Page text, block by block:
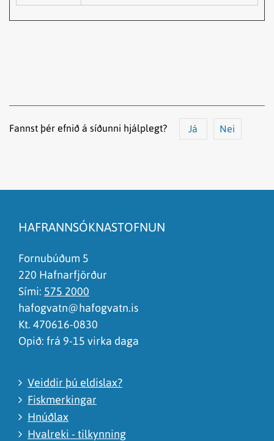
Fannst þér efnið á síðunni hjálplegt? Já Nei
Það er of mikið efni á síðunni
Ég skil ekki efnið, finnst það of flókið
HAFRANNSÓKNASTOFNUN
Fornubúðum 5
220 Hafnarfjörður
Sími: 575 2000
hafogvatn@hafogvatn.is
Kt. 470616-0830
Opið: frá 9-15 virka daga
Veiddir þú eldislax?
Fiskmerkingar
Hnúðlax
Hvalreki - tilkynning